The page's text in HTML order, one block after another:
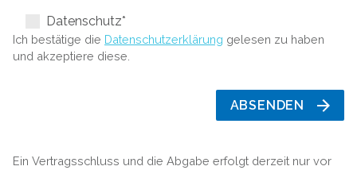
Datenschutz*
Ich bestätige die Datenschutzerklärung gelesen zu haben
und akzeptiere diese.
ABSENDEN
Ein Vertragsschluss und die Abgabe erfolgt derzeit nur vor